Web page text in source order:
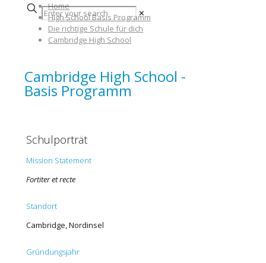
✕
Home
High School Basis Programm
Die richtige Schule für dich
Cambridge High School
Cambridge High School -
Basis Programm
Schulporträt
Mission Statement
Fortiter et recte
Standort
Cambridge, Nordinsel
Gründungsjahr